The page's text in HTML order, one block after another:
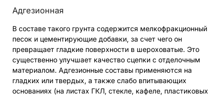
Адгезионная
В составе такого грунта содержится мелкофракционный
песок и цементирующие добавки, за счет чего он
превращает гладкие поверхности в шероховатые. Это
существенно улучшает качество сцепки с отделочным
материалом. Адгезионные составы применяются на
гладких или твердых, а также слабо впитывающих
основаниях (на листах ГКЛ, стекле, кафеле, пластиковых